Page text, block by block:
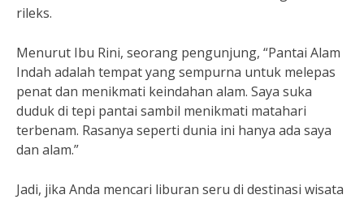
rileks.
Menurut Ibu Rini, seorang pengunjung, “Pantai Alam
Indah adalah tempat yang sempurna untuk melepas
penat dan menikmati keindahan alam. Saya suka
duduk di tepi pantai sambil menikmati matahari
terbenam. Rasanya seperti dunia ini hanya ada saya
dan alam.”
Jadi, jika Anda mencari liburan seru di destinasi wisata